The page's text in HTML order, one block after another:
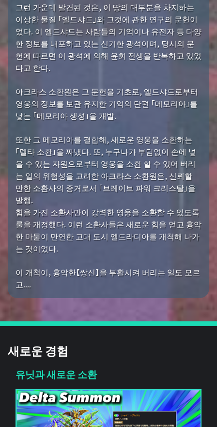
그런 가운데 발견된 것은, 이 땅의 대부분을 차지하는
이상한 물질 「엘드샤드」와 그것에 관한 연구의 문헌이
었다. 이 엘드샤드는 사람들의 기억이나 유전자 등 다양
한 정보를 내포하고 있는 신기한 광석이며, 당시의 문
헌에 따르면 이 광석에 의해 윤회 전생을 반복하고 있었
다고 한다.
아크라스 소환원은 그 문헌을 기초로, 엘드샤드로부터
영웅의 정보를 보관 유지한 기억의 단편 「메모리아」를
낳는 「메모리아 생성」을 개발.
또한 그 메모리아를 결합해, 새로운 영웅을 소환하는
「델타 소환」을 짜냈다. 또, 누구나가 부담없이 손에 넣
을 수 있는 자원으로부터 영웅을 소환 할 수 있어 버리
는 일의 위험성을 고려한 아크라스 소환원은, 신뢰할
만한 소환사의 증거로서 「브레이브 파워 크리스탈」을
발행.
힘을 가진 소환사만이 강력한 영웅을 소환할 수 있도록
룰을 개정했다. 이런 소환사들은 새로운 힘을 얻고 흉악
한 마물이 만연한 고대 도시 엘드라디아를 개척해 나가
는 것이었다.
이 개척이, 흉악한【쌍신】을 부활시켜 버리는 일도 모르
고....
새로운 경험
유닛과 새로운 소환